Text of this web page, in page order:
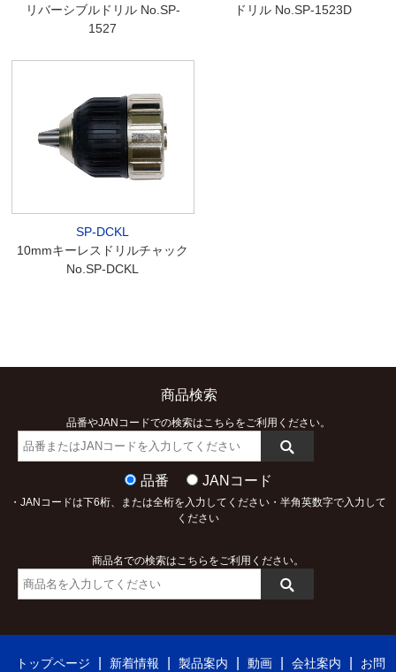
リバーシブルドリル No.SP-
1527
ドリル No.SP-1523D
SP-DCKL
10mmキーレスドリルチャック
No.SP-DCKL
商品検索
品番やJANコードでの検索はこちらをご利用ください。
品番 JANコード
・JANコードは下6桁、または全桁を入力してください・半角英数字で入力して
ください
商品名での検索はこちらをご利用ください。
トップページ 新着情報 製品案内 動画 会社案内 お問